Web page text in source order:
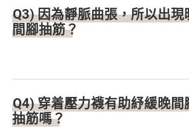
Q3) 因為靜脈曲張，所以出現
間腳抽筋？
Q4) 穿着壓力襪有助紓緩晚間
抽筋嗎？